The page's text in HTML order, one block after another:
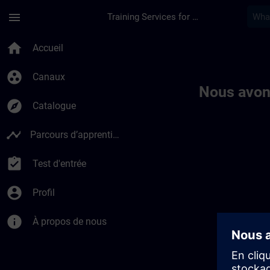
menu Training Services for Digital Industries
home Accueil
group_work Canaux
explore Catalogue
timeline Parcours d’apprentissage
assignment_turned_in Test d'entrée
account_circle Profil
info À propos de nous
Nous